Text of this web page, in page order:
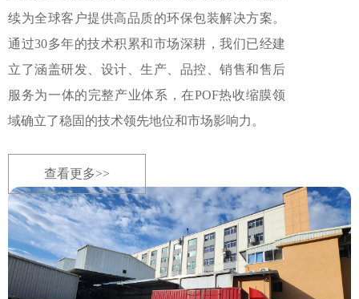
续为全球客户提供高品质的环保包装解决方案。
通过30多年的技术积累和市场深耕，我们已经建
立了涵盖研发、设计、生产、品控、销售和售后
服务为一体的完整产业体系，在POF热收缩膜领
域确立了稳固的技术领先地位和市场影响力。
查看更多>>